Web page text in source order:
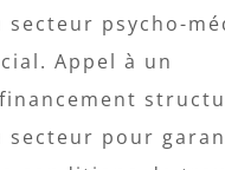
secteur psycho-
Appel à un
secteur pour